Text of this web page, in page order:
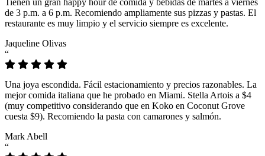
de 3 p.m. a 6 p.m. Recomiendo ampliamente sus pizzas y pastas. El
restaurante es muy limpio y el servicio siempre es excelente.
Jaqueline Olivas
“
Una joya escondida. Fácil estacionamiento y precios razonables. La
mejor comida italiana que he probado en Miami. Stella Artois a $4
(muy competitivo considerando que en Koko en Coconut Grove
cuesta $9). Recomiendo la pasta con camarones y salmón.
Mark Abell
“